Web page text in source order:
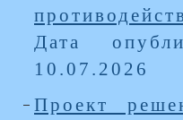
Дата
10.07.2026
Проект